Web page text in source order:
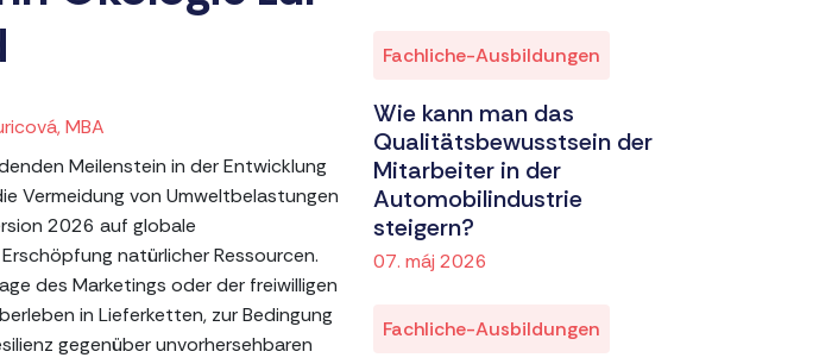
MBA
Meilenstein in der Entwicklung
Vermeidung von Umweltbelastungen
2026 auf globale
natürlicher Ressourcen.
des Marketings oder der freiwilligen
in Lieferketten, zur Bedingung
gegenüber unvorhersehbaren
Fachliche-Ausbildungen
Wie kann man das
Qualitätsbewusstsein der
Mitarbeiter in der
Automobilindustrie
steigern?
07. máj 2026
Fachliche-Ausbildungen